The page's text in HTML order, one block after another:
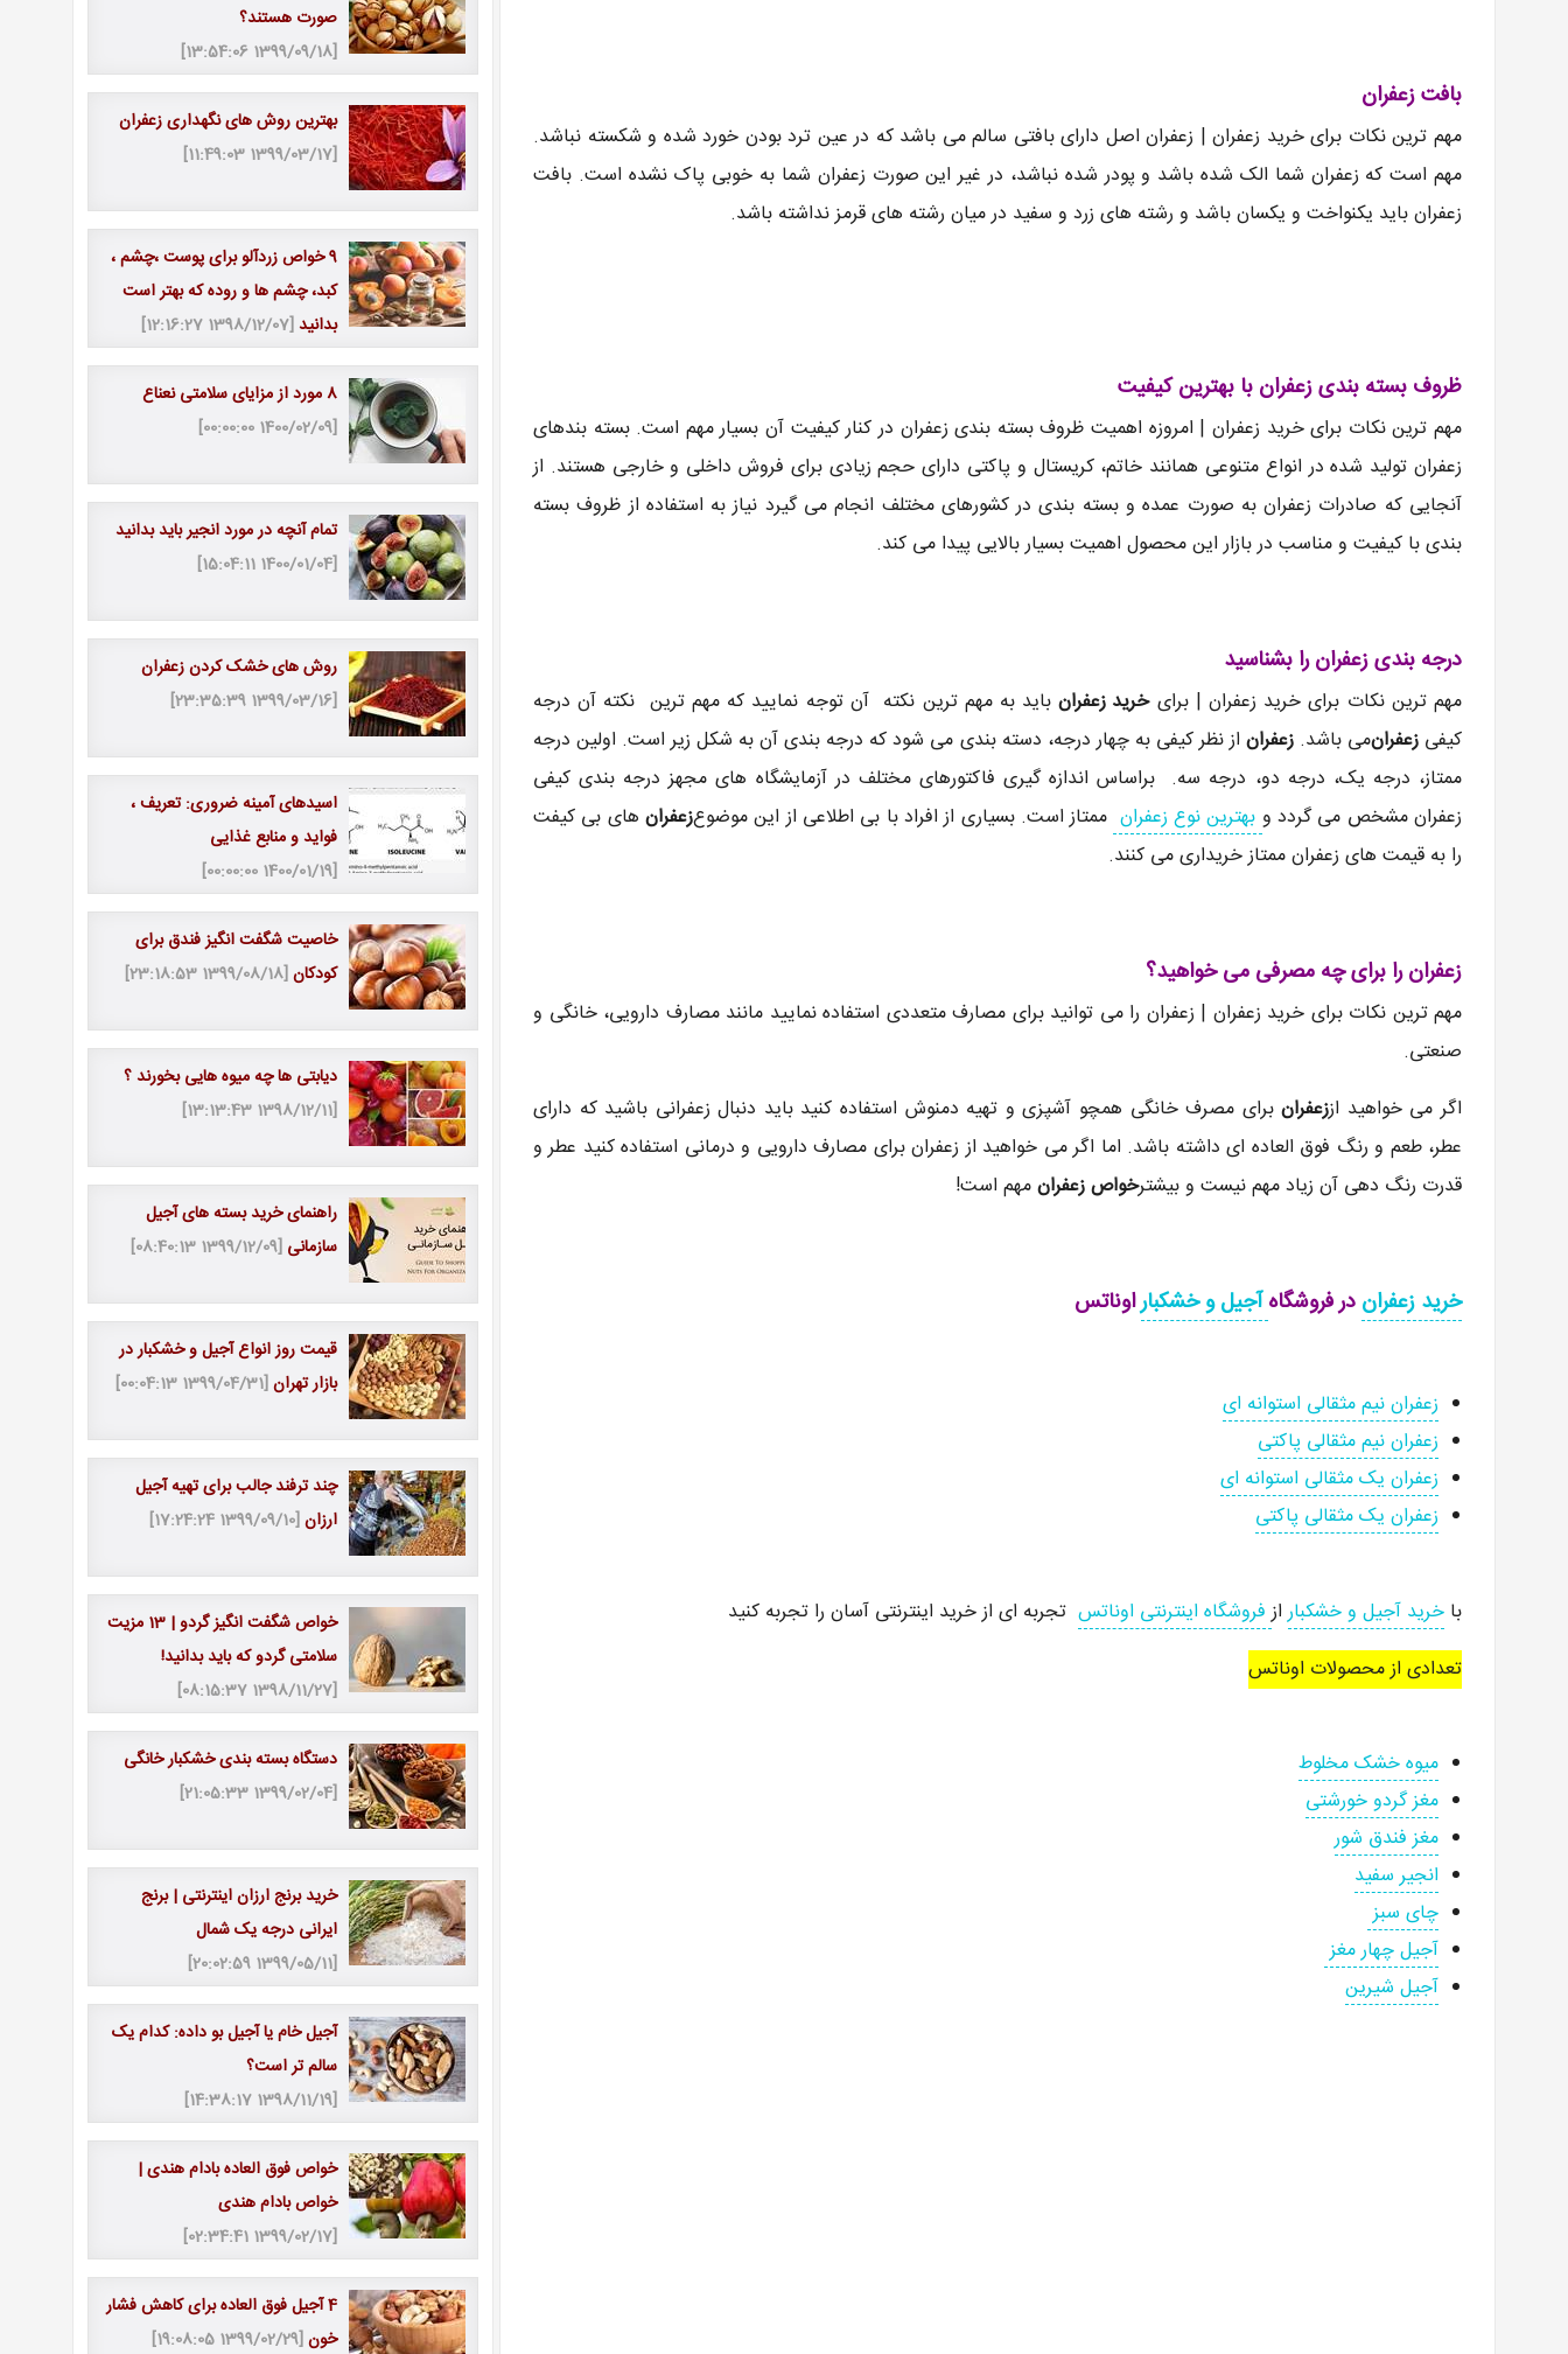
بافت زعفران
مهم ترین نکات برای خرید زعفران | زعفران اصل دارای بافتی سالم می باشد که در عین ترد بودن خورد شده و شکسته نباشد.
مهم است که زعفران شما الک شده باشد و پودر شده نباشد، در غیر این صورت زعفران شما به خوبی پاک نشده است. بافت
زعفران باید یکنواخت و یکسان باشد و رشته های زرد و سفید در میان رشته های قرمز نداشته باشد.
ظروف بسته بندی زعفران با بهترین کیفیت
مهم ترین نکات برای خرید زعفران | امروزه اهمیت ظروف بسته بندی زعفران در کنار کیفیت آن بسیار مهم است. بسته بندهای
زعفران تولید شده در انواع متنوعی همانند خاتم، کریستال و پاکتی دارای حجم زیادی برای فروش داخلی و خارجی هستند. از
آنجایی که صادرات زعفران به صورت عمده و بسته بندی در کشورهای مختلف انجام می گیرد نیاز به استفاده از ظروف بسته
بندی با کیفیت و مناسب در بازار این محصول اهمیت بسیار بالایی پیدا می کند.
درجه بندی زعفران را بشناسید
مهم ترین نکات برای خرید زعفران | برایخرید زعفرانباید به مهم ترین نکته آن توجه نمایید که مهم ترین نکته آن درجه
کیفیزعفرانمی باشد.زعفران از نظر کیفی به چهار درجه، دسته بندی می شود که درجه بندی آن به شکل زیر است. اولین درجه
ممتاز، درجه یک، درجه دو، درجه سه. براساس اندازه گیری فاکتورهای مختلف در آزمایشگاه های مجهز درجه بندی کیفی
زعفران مشخص می گردد و بهترین نوع زعفران ممتاز است. بسیاری از افراد با بی اطلاعی از این موضوعزعفران های بی کیفت
را به قیمت های زعفران ممتاز خریداری می کنند.
زعفران را برای چه مصرفی می خواهید؟
مهم ترین نکات برای خرید زعفران | زعفران را می توانید برای مصارف متعددی استفاده نمایید مانند مصارف دارویی، خانگی و
صنعتی.
اگر می خواهید اززعفرانبرای مصرف خانگی همچو آشپزی و تهیه دمنوش استفاده کنید باید دنبال زعفرانی باشید که دارای
عطر، طعم و رنگ فوق العاده ای داشته باشد. اما اگر می خواهید از زعفران برای مصارف دارویی و درمانی استفاده کنید عطر و
قدرت رنگ دهی آن زیاد مهم نیست و بیشترخواص زعفرانمهم است!
خرید زعفران در فروشگاهآجیل و خشکباراوناتس
زعفران نیم مثقالی استوانه ای
زعفران نیم مثقالی پاکتی
زعفران یک مثقالی استوانه ای
زعفران یک مثقالی پاکتی
با خرید آجیل و خشکبارازفروشگاه اینترنتی اوناتس تجربه ای از خرید اینترنتی آسان را تجربه کنید
تعدادی از محصولات اوناتس
میوه خشک مخلوط
مغز گردو خورشتی
مغز فندق شور
انجیر سفید
چای سبز
آجیل چهار مغز
آجیل شیرین
صورت هستند؟
[1399/09/18 13:54:06]
بهترین روش های نگهداری زعفران
[1399/03/17 11:49:03]
9 خواص زردآلو برای پوست ،چشم ،
کبد، چشم ها و روده که بهتر است
بدانید[1398/12/07 12:16:27]
8 مورد از مزایای سلامتی نعناع
[1400/02/09 00:00:00]
تمام آنچه در مورد انجیر باید بدانید
[1400/01/04 15:04:11]
روش های خشک کردن زعفران
[1399/03/16 23:35:39]
اسیدهای آمینه ضروری: تعریف ،
فواید و منابع غذایی
[1400/01/19 00:00:00]
خاصیت شگفت انگیز فندق برای
کودکان[1399/08/18 23:18:53]
دیابتی ها چه میوه هایی بخورند ؟
[1398/12/11 13:13:43]
راهنمای خرید بسته های آجیل
سازمانی [1399/12/09 08:40:13]
قیمت روز انواع آجیل و خشکبار در
بازار تهران[1399/04/31 00:04:13]
چند ترفند جالب برای تهیه آجیل
ارزان[1399/09/10 17:24:24]
خواص شگفت انگیز گردو | 13 مزیت
سلامتی گردو که باید بدانید!
[1398/11/27 08:15:37]
دستگاه بسته بندی خشکبار خانگی
[1399/02/04 21:05:33]
خرید برنج ارزان اینترنتی | برنج
ایرانی درجه یک شمال
[1399/05/11 20:02:59]
آجیل خام یا آجیل بو داده: کدام یک
سالم تر است؟
[1398/11/19 14:38:17]
خواص فوق العاده بادام هندی |
خواص بادام هندی
[1399/02/17 02:34:41]
4 آجیل فوق العاده برای کاهش فشار
خون[1399/02/29 19:08:05]